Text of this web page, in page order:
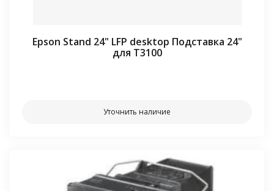
Epson Stand 24" LFP desktop Подставка 24"
для T3100
Уточнить наличие